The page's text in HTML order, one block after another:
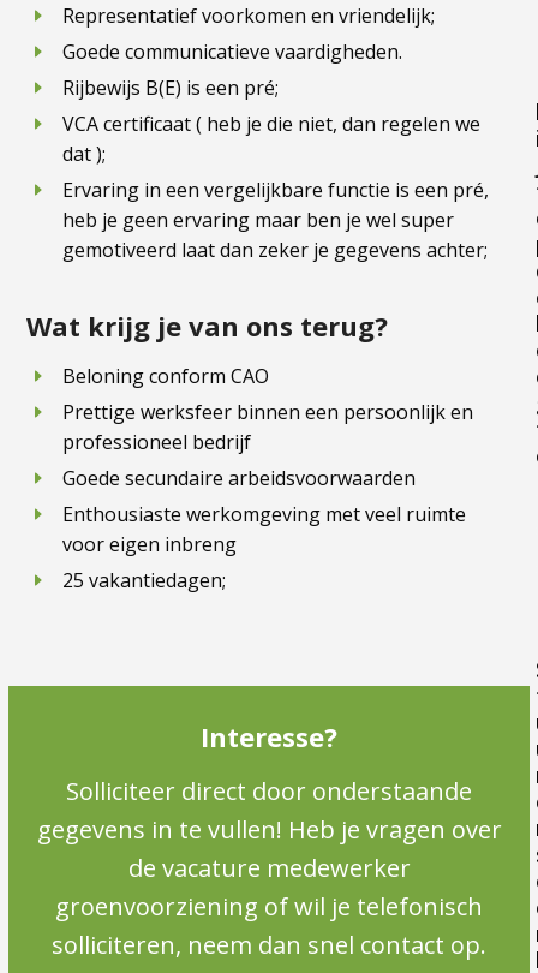
Representatief voorkomen en vriendelijk;
Goede communicatieve vaardigheden.
Rijbewijs B(E) is een pré;
VCA certificaat ( heb je die niet, dan regelen we
dat );
Ervaring in een vergelijkbare functie is een pré,
heb je geen ervaring maar ben je wel super
gemotiveerd laat dan zeker je gegevens achter;
Wat krijg je van ons terug?
Beloning conform CAO
Prettige werksfeer binnen een persoonlijk en
professioneel bedrijf
Goede secundaire arbeidsvoorwaarden
Enthousiaste werkomgeving met veel ruimte
voor eigen inbreng
25 vakantiedagen;
Interesse?
Solliciteer direct door onderstaande
gegevens in te vullen! Heb je vragen over
de vacature medewerker
groenvoorziening of wil je telefonisch
solliciteren, neem dan snel contact op.